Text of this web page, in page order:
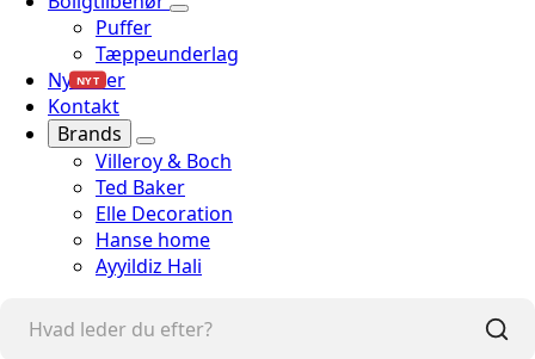
Puffer
Tæppeunderlag
Nyheder
NYT
Kontakt
Brands
Villeroy & Boch
Ted Baker
Elle Decoration
Hanse home
Ayyildiz Hali